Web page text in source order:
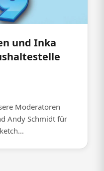
und Inka
Moderatoren
Andy Schmidt für